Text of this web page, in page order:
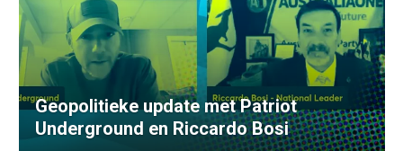
Geopolitieke update met Patriot
Underground en Riccardo Bosi